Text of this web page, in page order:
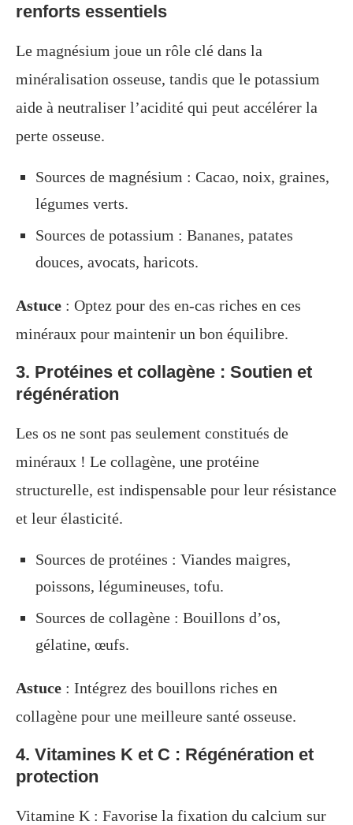
renforts essentiels
Le magnésium joue un rôle clé dans la
minéralisation osseuse, tandis que le potassium
aide à neutraliser l’acidité qui peut accélérer la
perte osseuse.
Sources de magnésium : Cacao, noix, graines,
légumes verts.
Sources de potassium : Bananes, patates
douces, avocats, haricots.
Astuce : Optez pour des en-cas riches en ces
minéraux pour maintenir un bon équilibre.
3. Protéines et collagène : Soutien et
régénération
Les os ne sont pas seulement constitués de
minéraux ! Le collagène, une protéine
structurelle, est indispensable pour leur résistance
et leur élasticité.
Sources de protéines : Viandes maigres,
poissons, légumineuses, tofu.
Sources de collagène : Bouillons d’os,
gélatine, œufs.
Astuce : Intégrez des bouillons riches en
collagène pour une meilleure santé osseuse.
4. Vitamines K et C : Régénération et
protection
Vitamine K : Favorise la fixation du calcium sur